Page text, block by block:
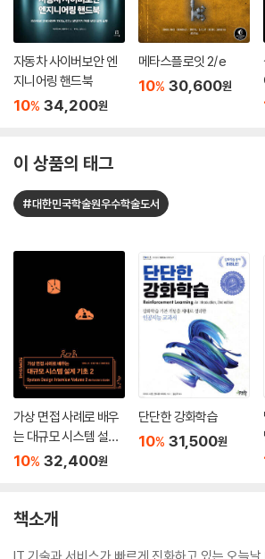
자동차 사이버보안 엔
지니어링 핸드북
10% 34,200원
메타스플로잇 2/e
10% 30,600원
이 상품의 태그
#대한민국학술원우수학술도서
가상 면접 사례로 배우
는 대규모 시스템 설계
기초 2
10% 32,400원
단단한 강화학습
10% 31,500원
책소개